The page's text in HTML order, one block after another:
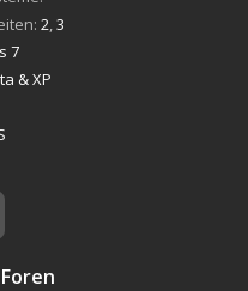
2 3
7
& XP